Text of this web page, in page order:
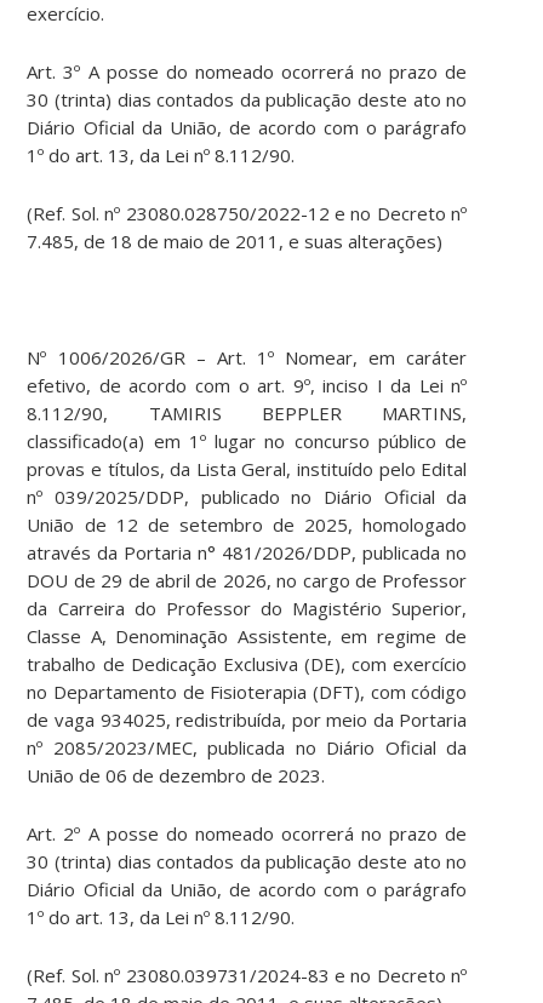
exercício.
Art. 3º A posse do nomeado ocorrerá no prazo de
30 (trinta) dias contados da publicação deste ato no
Diário Oficial da União, de acordo com o parágrafo
1º do art. 13, da Lei nº 8.112/90.
(Ref. Sol. nº 23080.028750/2022-12 e no Decreto nº
7.485, de 18 de maio de 2011, e suas alterações)
Nº 1006/2026/GR – Art. 1º Nomear, em caráter
efetivo, de acordo com o art. 9º, inciso I da Lei nº
8.112/90, TAMIRIS BEPPLER MARTINS,
classificado(a) em 1º lugar no concurso público de
provas e títulos, da Lista Geral, instituído pelo Edital
nº 039/2025/DDP, publicado no Diário Oficial da
União de 12 de setembro de 2025, homologado
através da Portaria n° 481/2026/DDP, publicada no
DOU de 29 de abril de 2026, no cargo de Professor
da Carreira do Professor do Magistério Superior,
Classe A, Denominação Assistente, em regime de
trabalho de Dedicação Exclusiva (DE), com exercício
no Departamento de Fisioterapia (DFT), com código
de vaga 934025, redistribuída, por meio da Portaria
nº 2085/2023/MEC, publicada no Diário Oficial da
União de 06 de dezembro de 2023.
Art. 2º A posse do nomeado ocorrerá no prazo de
30 (trinta) dias contados da publicação deste ato no
Diário Oficial da União, de acordo com o parágrafo
1º do art. 13, da Lei nº 8.112/90.
(Ref. Sol. nº 23080.039731/2024-83 e no Decreto nº